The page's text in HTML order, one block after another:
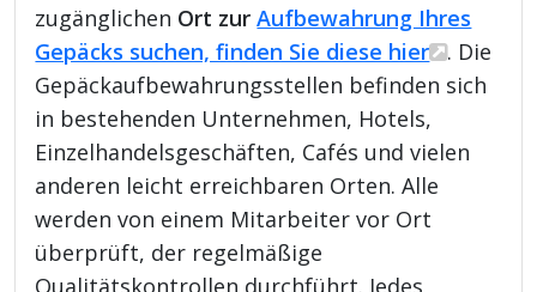
zugänglichen Ort zurAufbewahrung Ihres
Gepäcks suchen, finden Sie diese hier
. Die
Gepäckaufbewahrungsstellen befinden sich
in bestehenden Unternehmen, Hotels,
Einzelhandelsgeschäften, Cafés und vielen
anderen leicht erreichbaren Orten. Alle
werden von einem Mitarbeiter vor Ort
überprüft, der regelmäßige
Qualitätskontrollen durchführt. Jedes